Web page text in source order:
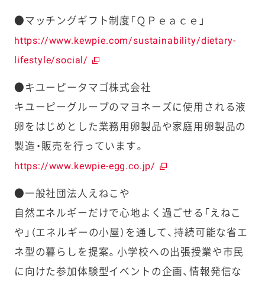
●マッチングギフト制度「ＱＰｅａｃｅ」
https://www.kewpie.com/sustainability/dietary-
lifestyle/social/
●キユーピータマゴ株式会社
キユーピーグループのマヨネーズに使用される液
卵をはじめとした業務用卵製品や家庭用卵製品の
製造・販売を行っています。
https://www.kewpie-egg.co.jp/
●一般社団法人えねこや
自然エネルギーだけで心地よく過ごせる「えねこ
や」（エネルギーの小屋）を通して、持続可能な省エ
ネ型の暮らしを提案。小学校への出張授業や市民
に向けた参加体験型イベントの企画、情報発信な